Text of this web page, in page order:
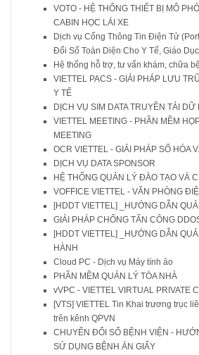
VOTO - HỆ THỐNG THIẾT BỊ MÔ
CABIN HỌC LÁI XE
Dịch vụ Cổng Thông Tin Điện Tử
Đổi Số Toàn Diện Cho Y Tế, Giáo
Hệ thống hỗ trợ, tư vấn khám, chữa
VIETTEL PACS - GIẢI PHÁP LƯU
Y TẾ
DỊCH VỤ SIM DATA TRUYỀN TẢI DỮ
VIETTEL MEETING - PHẦN MỀM
MEETING
OCR VIETTEL - GIẢI PHÁP SỐ HÓA
DỊCH VỤ DATA SPONSOR
HỆ THỐNG QUẢN LÝ ĐÀO TẠO VÀ
VOFFICE VIETTEL - VĂN PHÒNG
[HDDT VIETTEL] _HƯỚNG DẪN
GIẢI PHÁP CHỐNG TẤN CÔNG
[HDDT VIETTEL] _HƯỚNG DẪN
HÀNH
Cloud PC - Dịch vụ Máy tính ảo
PHẦN MỀM QUẢN LÝ TÒA NHÀ
vVPC - VIETTEL VIRTUAL PRIVATE
[VTS] VIETTEL Tin Khai trương trục
trên kênh QPVN
CHUYỂN ĐỔI SỐ BỆNH VIỆN -
SỬ DỤNG BỆNH ÁN GIẤY